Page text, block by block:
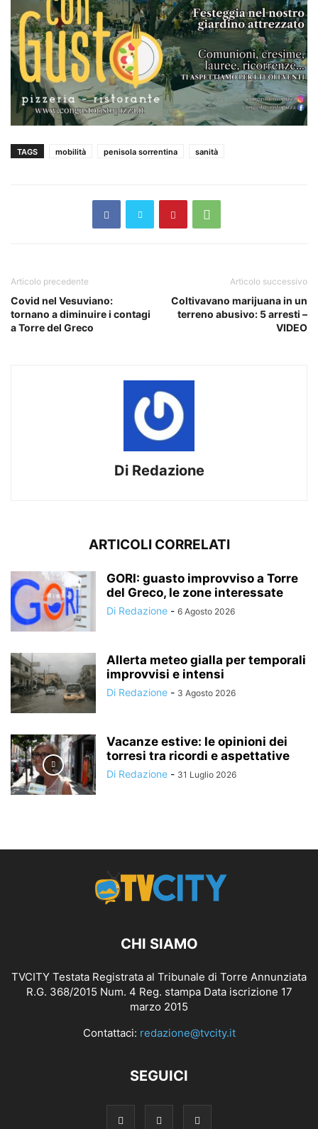
TAGS mobilità penisola sorrentina sanità
Articolo precedente
Covid nel Vesuviano:
tornano a diminuire i contagi
a Torre del Greco
Articolo successivo
Coltivavano marijuana in un
terreno abusivo: 5 arresti –
VIDEO
Di Redazione
ARTICOLI CORRELATI
GORI: guasto improvviso a Torre
del Greco, le zone interessate
Di Redazione - 6 Agosto 2026
Allerta meteo gialla per temporali
improvvisi e intensi
Di Redazione - 3 Agosto 2026
Vacanze estive: le opinioni dei
torresi tra ricordi e aspettative
Di Redazione - 31 Luglio 2026
CHI SIAMO
TVCITY Testata Registrata al Tribunale di Torre Annunziata
R.G. 368/2015 Num. 4 Reg. stampa Data iscrizione 17
marzo 2015
Contattaci: redazione@tvcity.it
SEGUICI